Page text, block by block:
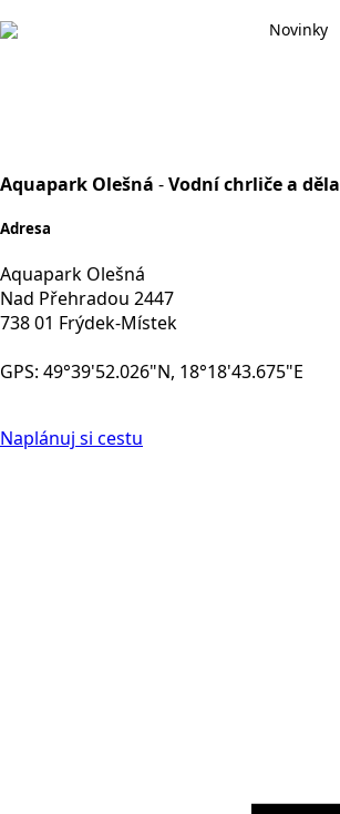
Aquapark Olešná -Vodní chrliče a děla
Novinky
Adresa
Aquapark Olešná
Nad Přehradou 2447
738 01 Frýdek-Místek
GPS: 49°39'52.026"N, 18°18'43.675"E
Naplánuj si cestu